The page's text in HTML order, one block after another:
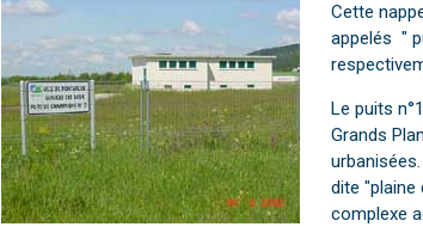
Cette
appelés "
Le puits
Grands
dite "plaine
complexe